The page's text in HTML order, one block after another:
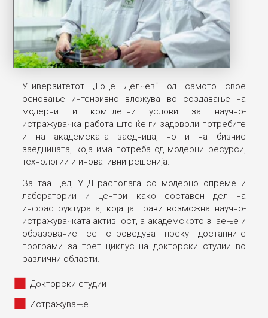
Универзитетот „Гоце Делчев“ од самото свое
основање интензивно вложува во создавање на
модерни и комплетни услови за научно-
истражувачка работа што ќе ги задоволи потребите
и на академската заедница, но и на бизнис
заедницата, која има потреба од модерни ресурси,
технологии и иновативни решенија.
За таа цел, УГД располага со модерно опремени
лаборатории и центри како составен дел на
инфраструктурата, која ја прави возможна научно-
истражувачката активност, а академското знаење и
образование се спроведува преку достапните
програми за трет циклус на докторски студии во
различни области.
Докторски студии
Истражување